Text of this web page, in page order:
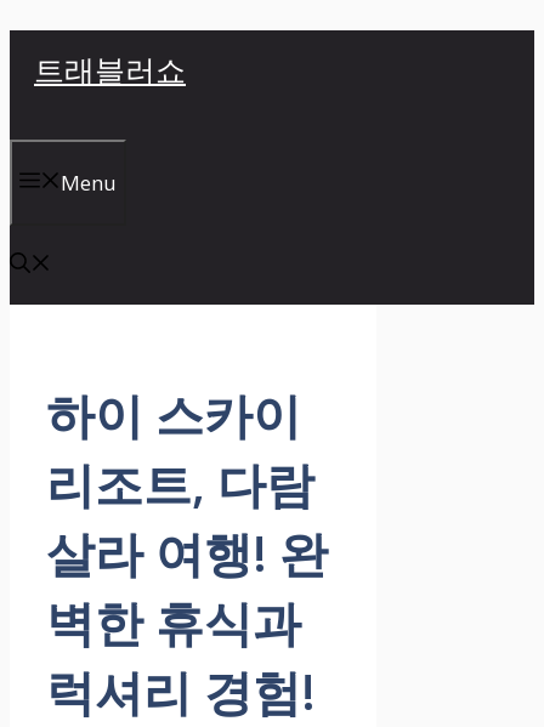
너
뛰
기
트래블러쇼
Menu
하이 스카이
리조트, 다람
살라 여행! 완
벽한 휴식과
럭셔리 경험!